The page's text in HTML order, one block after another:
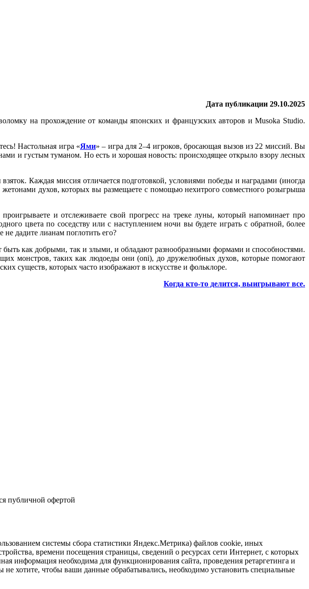
Дата публикации 29.10.2025
на прохождение от команды японских и французских авторов и Musoka Studio.
Настольная игра «Ями» – игра для 2–4 игроков, бросающая вызов из 22 миссий. Вы
и густым туманом. Но есть и хорошая новость: происходящее открыло взору лесных
Каждая миссия отличается подготовкой, условиями победы и наградами (иногда
духов, которых вы размещаете с помощью нехитрого совместного розыгрыша
и отслеживаете свой прогресс на треке луны, который напоминает про
цвета по соседству или с наступлением ночи вы будете играть с обратной, более
дадите лианам поглотить его?
быть как добрыми, так и злыми, и обладают разнообразными формами и способностями.
монстров, таких как людоеды они (oni), до дружелюбных духов, которые помогают
существ, которых часто изображают в искусстве и фольклоре.
Когда кто-то делится, выигрывают все.
публичной офертой
системы сбора статистики Яндекс.Метрика) файлов cookie, иных
времени посещения страницы, сведений о ресурсах сети Интернет, с которых
информация необходима для функционирования сайта, проведения ретаргетинга и
хотите, чтобы ваши данные обрабатывались, необходимо установить специальные